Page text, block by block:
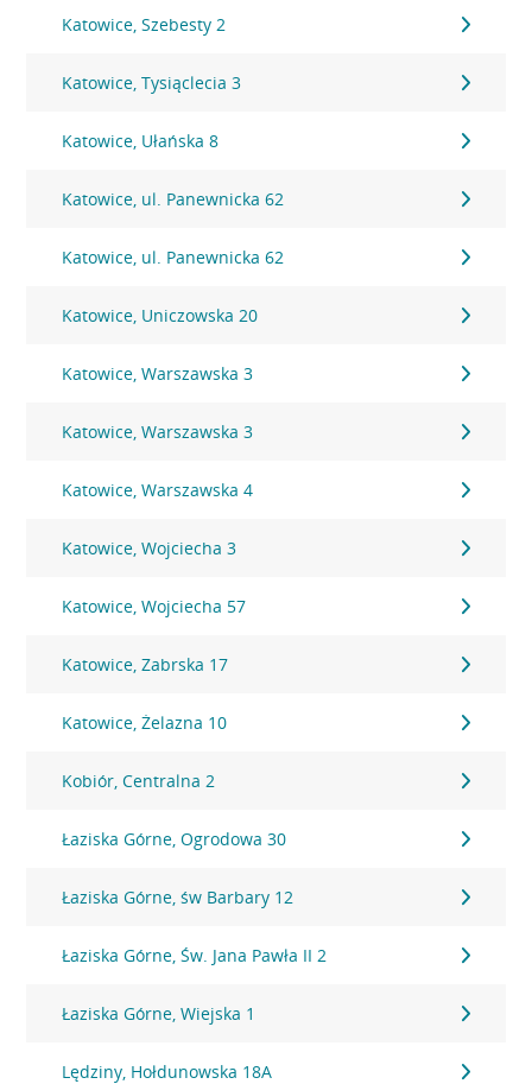
Katowice, Szebesty 2
Katowice, Tysiąclecia 3
Katowice, Ułańska 8
Katowice, ul. Panewnicka 62
Katowice, ul. Panewnicka 62
Katowice, Uniczowska 20
Katowice, Warszawska 3
Katowice, Warszawska 3
Katowice, Warszawska 4
Katowice, Wojciecha 3
Katowice, Wojciecha 57
Katowice, Zabrska 17
Katowice, Żelazna 10
Kobiór, Centralna 2
Łaziska Górne, Ogrodowa 30
Łaziska Górne, św Barbary 12
Łaziska Górne, Św. Jana Pawła II 2
Łaziska Górne, Wiejska 1
Lędziny, Hołdunowska 18A